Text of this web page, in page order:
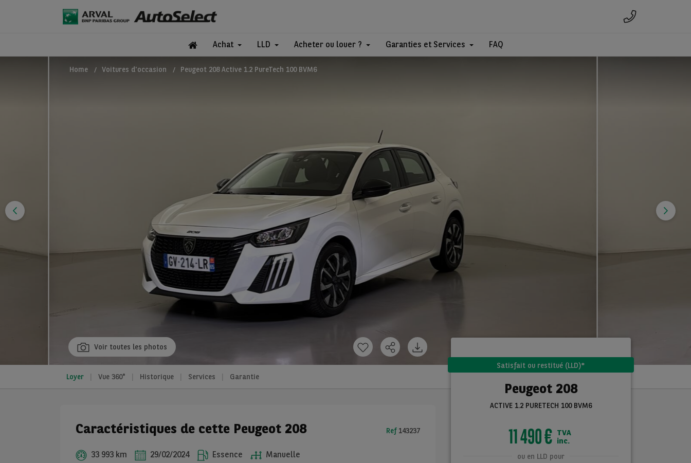
Achat LLD Acheter ou louer ? Garanties et Services FAQ
Home Voitures d'occasion Peugeot 208 Active 1.2 PureTech 100 BVM6
Voir toutes les photos
Loyer Vue 360° Historique Services Garantie
Satisfait ou restitué (LLD)*
Peugeot 208
ACTIVE 1.2 PURETECH 100 BVM6
11 490 € TVA
inc.
ou en LLD pour
Caractéristiques de cette Peugeot 208
33 993 km 29/02/2024 Essence Manuelle
Ref 143237